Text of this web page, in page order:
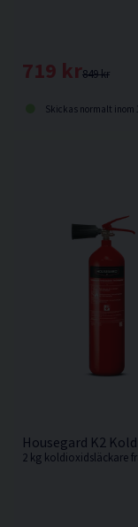
849 kr
719 kr
Skickas normalt inom
Housegard K2